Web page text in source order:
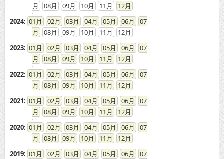
08
09 10 11
12
2024: 01 02 03 04 05 06
07
08
09 10 11
12
2023: 01 02 03 04 05 06
07
08
09 10 11
12
2022: 01 02 03 04 05 06
07
08
09 10 11
12
2021: 01 02 03 04 05 06
07
08
09 10 11
12
2020: 01 02 03 04 05 06
07
08
09 10 11
12
2019: 01 02 03 04 05 06
07